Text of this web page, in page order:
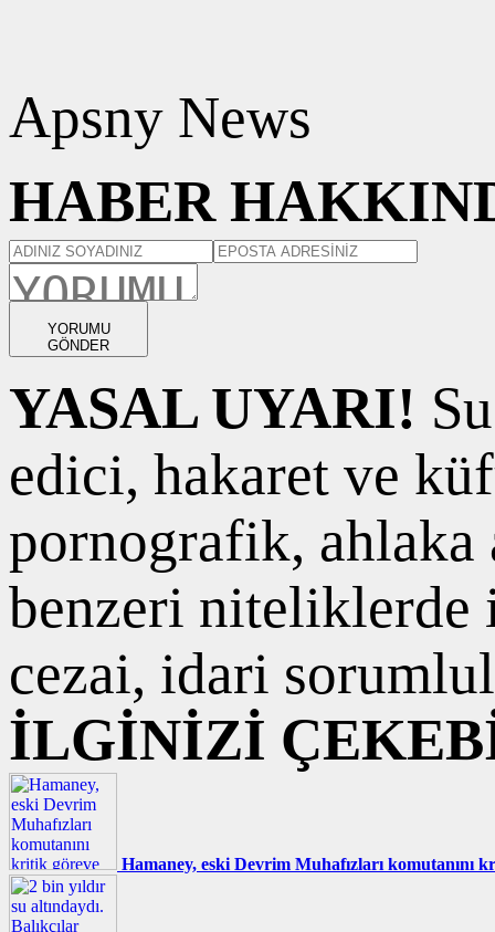
Apsny News
HABER
YORUMU
GÖNDER
YASAL UYARI!
edici, hakaret ve
pornografik, ahlaka
benzeri niteliklerde
cezai, idari
İLGİNİZİ
Hamaney, eski Devrim Muhafızları komutanını